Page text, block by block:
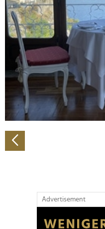
Abschnitt Einzelheiten
Wir verwenden Cookies,
personalisieren,
zu können und die
analysieren. Außerdem
Verwendung unserer
soziale Medien, Werbung
Partner führen diese
weiteren Daten
gesammelt haben.
Advertisement